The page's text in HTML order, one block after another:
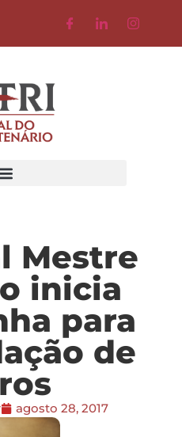
Mestre
inicia
para
de
agosto 28, 2017